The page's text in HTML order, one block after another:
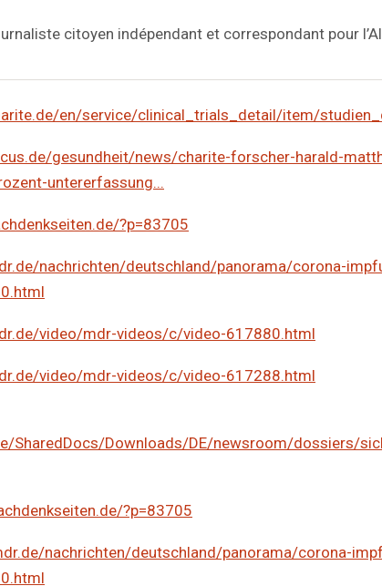
citoyen indépendant et correspondant pour
en/service/clinical_trials_detail/item/
gesundheit/news/charite-forscher-harald-
untererfassung...
?p=83705
nachrichten/deutschland/panorama/corona-
video/mdr-videos/c/video-617880.html
video/mdr-videos/c/video-617288.html
SharedDocs/Downloads/DE/newsroom/dossiers/
?p=83705
nachrichten/deutschland/panorama/corona-